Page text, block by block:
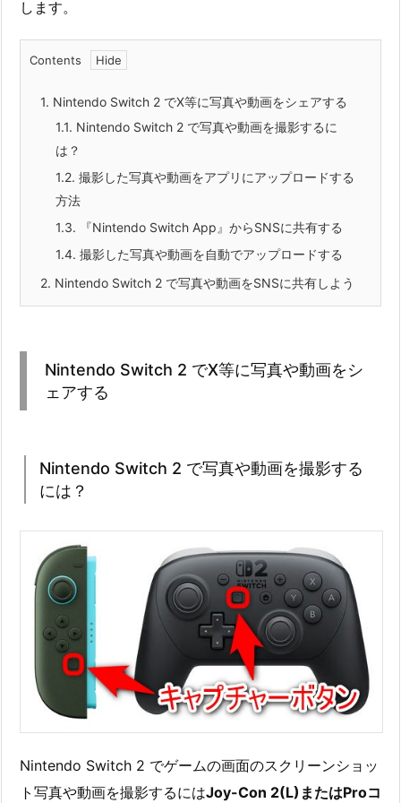
します。
Contents
1. Nintendo Switch 2 でX等に写真や動画をシェアする
1.1. Nintendo Switch 2 で写真や動画を撮影するに
は？
1.2. 撮影した写真や動画をアプリにアップロードする
方法
1.3. 『Nintendo Switch App』からSNSに共有する
1.4. 撮影した写真や動画を自動でアップロードする
2. Nintendo Switch 2 で写真や動画をSNSに共有しよう
Nintendo Switch 2 でX等に写真や動画をシ
ェアする
Nintendo Switch 2 で写真や動画を撮影する
には？
Nintendo Switch 2 でゲームの画面のスクリーンショッ
ト写真や動画を撮影するにはJoy-Con 2(L)またはProコ